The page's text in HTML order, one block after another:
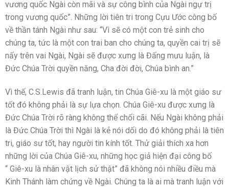
vương quốc Ngài còn mãi và sự công bình của Ngài ngự trị
trong vương quốc”. Những lời tiên tri trong Cựu Ước công bố
về thần tánh Ngài như sau: “Vì sẽ có một con trẻ sinh cho
chúng ta, tức là một con trai ban cho chúng ta, quyền cai trị sẽ
nấy trên vai Ngài, Ngài sẽ được xưng là Đấng mưu luận, là
Đức Chúa Trời quyền năng, Cha đời đời, Chúa bình an.”
Vì thế, C.S.Lewis đã tranh luận, tin Chúa Giê-xu là một giáo sư
tốt đó không phải là sự lựa chọn. Chúa Giê-xu được xưng là
Đức Chúa Trời rõ ràng không thể chối cãi. Nếu Ngài không phải
là Đức Chúa Trời thì Ngài là kẻ nói dối do đó không phải là tiên
tri, giáo sư tốt, hay người tin kính tốt. Thử giải thích xa hơn
những lời của Chúa Giê-xu, những học giả hiện đại công bố
“ Giê-xu là nhân vật lịch sử thật” đã không nói nhiều điều mà
Kinh Thánh làm chứng về Ngài. Chúng ta là ai mà tranh luận với